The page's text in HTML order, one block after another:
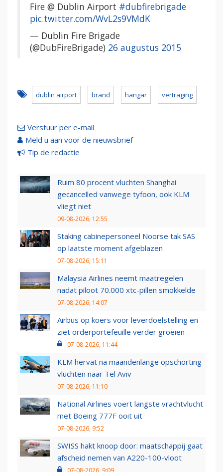
Fire @ Dublin Airport #dubfirebrigade
pic.twitter.com/WvL2s9VMdK
— Dublin Fire Brigade
(@DubFireBrigade) 26 augustus 2015
dublin airport brand hangar vertraging
Verstuur per e-mail
Meld u aan voor de nieuwsbrief
Tip de redactie
Ruim 80 procent vluchten Shanghai
gecancelled vanwege tyfoon, ook KLM
vliegt niet
09-08-2026, 12:55
Staking cabinepersoneel Noorse tak SAS
op laatste moment afgeblazen
07-08-2026, 15:11
Malaysia Airlines neemt maatregelen
nadat piloot 70.000 xtc-pillen smokkelde
07-08-2026, 14:07
Airbus op koers voor leverdoelstelling en
ziet orderportefeuille verder groeien
07-08-2026, 11:44
KLM hervat na maandenlange opschorting
vluchten naar Tel Aviv
07-08-2026, 11:10
National Airlines voert langste vrachtvlucht
met Boeing 777F ooit uit
07-08-2026, 9:52
SWISS hakt knoop door: maatschappij gaat
afscheid nemen van A220-100-vloot
07-08-2026, 9:09